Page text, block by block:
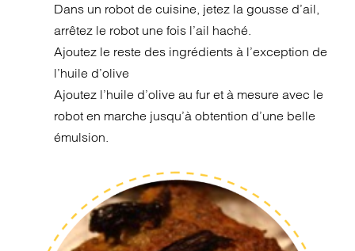
Dans un robot de cuisine, jetez la gousse d’ail,
arrêtez le robot une fois l’ail haché.
Ajoutez le reste des ingrédients à l’exception de
l’huile d’olive
Ajoutez l’huile d’olive au fur et à mesure avec le
robot en marche jusqu’à obtention d’une belle
émulsion.